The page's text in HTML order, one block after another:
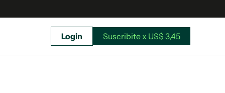
Login Suscribite x US$ 3,45